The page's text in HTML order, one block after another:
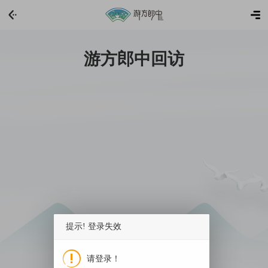
游方郎中回访
提示! 登录失效
请登录！